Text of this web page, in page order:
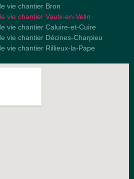
vie chantier Bron
vie chantier Vaulx-en-Velin
vie chantier Caluire-et-Cuire
vie chantier Décines-Charpieu
vie chantier Rillieux-la-Pape